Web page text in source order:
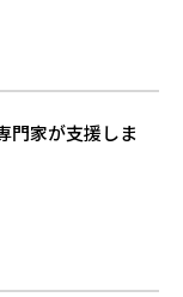
門家が支援しま